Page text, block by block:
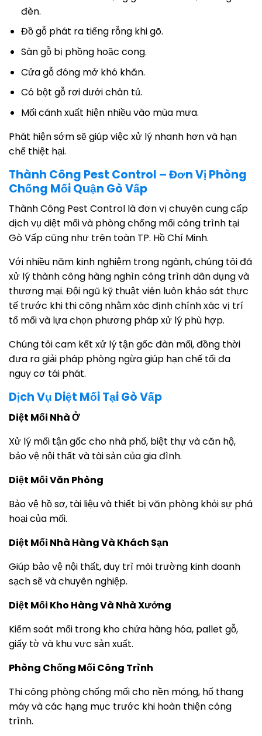
đèn.
Đồ gỗ phát ra tiếng rỗng khi gõ.
Sàn gỗ bị phồng hoặc cong.
Cửa gỗ đóng mở khó khăn.
Có bột gỗ rơi dưới chân tủ.
Mối cánh xuất hiện nhiều vào mùa mưa.
Phát hiện sớm sẽ giúp việc xử lý nhanh hơn và hạn
chế thiệt hại.
Thành Công Pest Control – Đơn Vị Phòng
Chống Mối Quận Gò Vấp
Thành Công Pest Control là đơn vị chuyên cung cấp
dịch vụ diệt mối và phòng chống mối công trình tại
Gò Vấp cũng như trên toàn TP. Hồ Chí Minh.
Với nhiều năm kinh nghiệm trong ngành, chúng tôi đã
xử lý thành công hàng nghìn công trình dân dụng và
thương mại. Đội ngũ kỹ thuật viên luôn khảo sát thực
tế trước khi thi công nhằm xác định chính xác vị trí
tổ mối và lựa chọn phương pháp xử lý phù hợp.
Chúng tôi cam kết xử lý tận gốc đàn mối, đồng thời
đưa ra giải pháp phòng ngừa giúp hạn chế tối đa
nguy cơ tái phát.
Dịch Vụ Diệt Mối Tại Gò Vấp
Diệt Mối Nhà Ở
Xử lý mối tận gốc cho nhà phố, biệt thự và căn hộ,
bảo vệ nội thất và tài sản của gia đình.
Diệt Mối Văn Phòng
Bảo vệ hồ sơ, tài liệu và thiết bị văn phòng khỏi sự phá
hoại của mối.
Diệt Mối Nhà Hàng Và Khách Sạn
Giúp bảo vệ nội thất, duy trì môi trường kinh doanh
sạch sẽ và chuyên nghiệp.
Diệt Mối Kho Hàng Và Nhà Xưởng
Kiểm soát mối trong kho chứa hàng hóa, pallet gỗ,
giấy tờ và khu vực sản xuất.
Phòng Chống Mối Công Trình
Thi công phòng chống mối cho nền móng, hố thang
máy và các hạng mục trước khi hoàn thiện công
trình.